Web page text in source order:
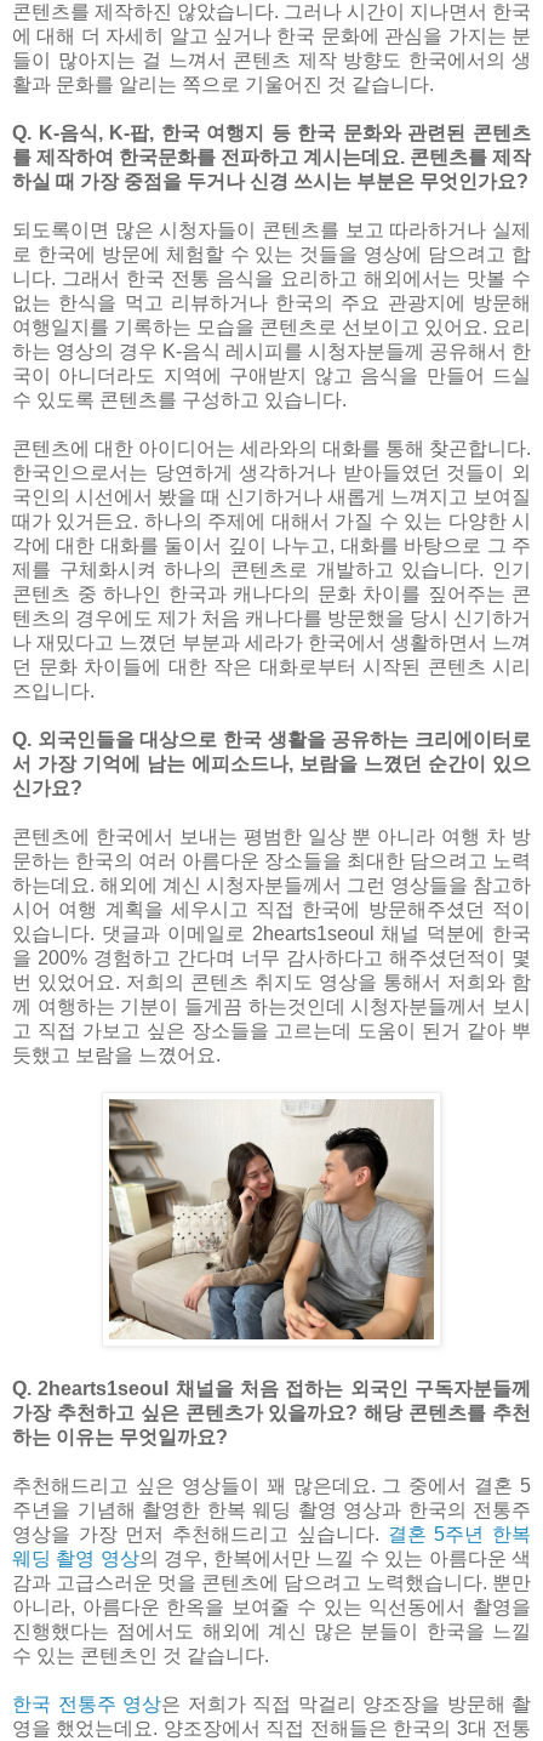
콘텐츠를 제작하진 않았습니다. 그러나 시간이 지나면서 한국
에 대해 더 자세히 알고 싶거나 한국 문화에 관심을 가지는 분
들이 많아지는 걸 느껴서 콘텐츠 제작 방향도 한국에서의 생
활과 문화를 알리는 쪽으로 기울어진 것 같습니다.
Q. K-음식, K-팝, 한국 여행지 등 한국 문화와 관련된 콘텐츠
를 제작하여 한국문화를 전파하고 계시는데요. 콘텐츠를 제작
하실 때 가장 중점을 두거나 신경 쓰시는 부분은 무엇인가요?
되도록이면 많은 시청자들이 콘텐츠를 보고 따라하거나 실제
로 한국에 방문에 체험할 수 있는 것들을 영상에 담으려고 합
니다. 그래서 한국 전통 음식을 요리하고 해외에서는 맛볼 수
없는 한식을 먹고 리뷰하거나 한국의 주요 관광지에 방문해
여행일지를 기록하는 모습을 콘텐츠로 선보이고 있어요. 요리
하는 영상의 경우 K-음식 레시피를 시청자분들께 공유해서 한
국이 아니더라도 지역에 구애받지 않고 음식을 만들어 드실
수 있도록 콘텐츠를 구성하고 있습니다.
콘텐츠에 대한 아이디어는 세라와의 대화를 통해 찾곤합니다.
한국인으로서는 당연하게 생각하거나 받아들였던 것들이 외
국인의 시선에서 봤을 때 신기하거나 새롭게 느껴지고 보여질
때가 있거든요. 하나의 주제에 대해서 가질 수 있는 다양한 시
각에 대한 대화를 둘이서 깊이 나누고, 대화를 바탕으로 그 주
제를 구체화시켜 하나의 콘텐츠로 개발하고 있습니다. 인기
콘텐츠 중 하나인 한국과 캐나다의 문화 차이를 짚어주는 콘
텐츠의 경우에도 제가 처음 캐나다를 방문했을 당시 신기하거
나 재밌다고 느꼈던 부분과 세라가 한국에서 생활하면서 느껴
던 문화 차이들에 대한 작은 대화로부터 시작된 콘텐츠 시리
즈입니다.
Q. 외국인들을 대상으로 한국 생활을 공유하는 크리에이터로
서 가장 기억에 남는 에피소드나, 보람을 느꼈던 순간이 있으
신가요?
콘텐츠에 한국에서 보내는 평범한 일상 뿐 아니라 여행 차 방
문하는 한국의 여러 아름다운 장소들을 최대한 담으려고 노력
하는데요. 해외에 계신 시청자분들께서 그런 영상들을 참고하
시어 여행 계획을 세우시고 직접 한국에 방문해주셨던 적이
있습니다. 댓글과 이메일로 2hearts1seoul 채널 덕분에 한국
을 200% 경험하고 간다며 너무 감사하다고 해주셨던적이 몇
번 있었어요. 저희의 콘텐츠 취지도 영상을 통해서 저희와 함
께 여행하는 기분이 들게끔 하는것인데 시청자분들께서 보시
고 직접 가보고 싶은 장소들을 고르는데 도움이 된거 같아 뿌
듯했고 보람을 느꼈어요.
Q. 2hearts1seoul 채널을 처음 접하는 외국인 구독자분들께
가장 추천하고 싶은 콘텐츠가 있을까요? 해당 콘텐츠를 추천
하는 이유는 무엇일까요?
추천해드리고 싶은 영상들이 꽤 많은데요. 그 중에서 결혼 5
주년을 기념해 촬영한 한복 웨딩 촬영 영상과 한국의 전통주
영상을 가장 먼저 추천해드리고 싶습니다. 결혼 5주년 한복
웨딩 촬영 영상의 경우, 한복에서만 느낄 수 있는 아름다운 색
감과 고급스러운 멋을 콘텐츠에 담으려고 노력했습니다. 뿐만
아니라, 아름다운 한옥을 보여줄 수 있는 익선동에서 촬영을
진행했다는 점에서도 해외에 계신 많은 분들이 한국을 느낄
수 있는 콘텐츠인 것 같습니다.
한국 전통주 영상은 저희가 직접 막걸리 양조장을 방문해 촬
영을 했었는데요. 양조장에서 직접 전해들은 한국의 3대 전통